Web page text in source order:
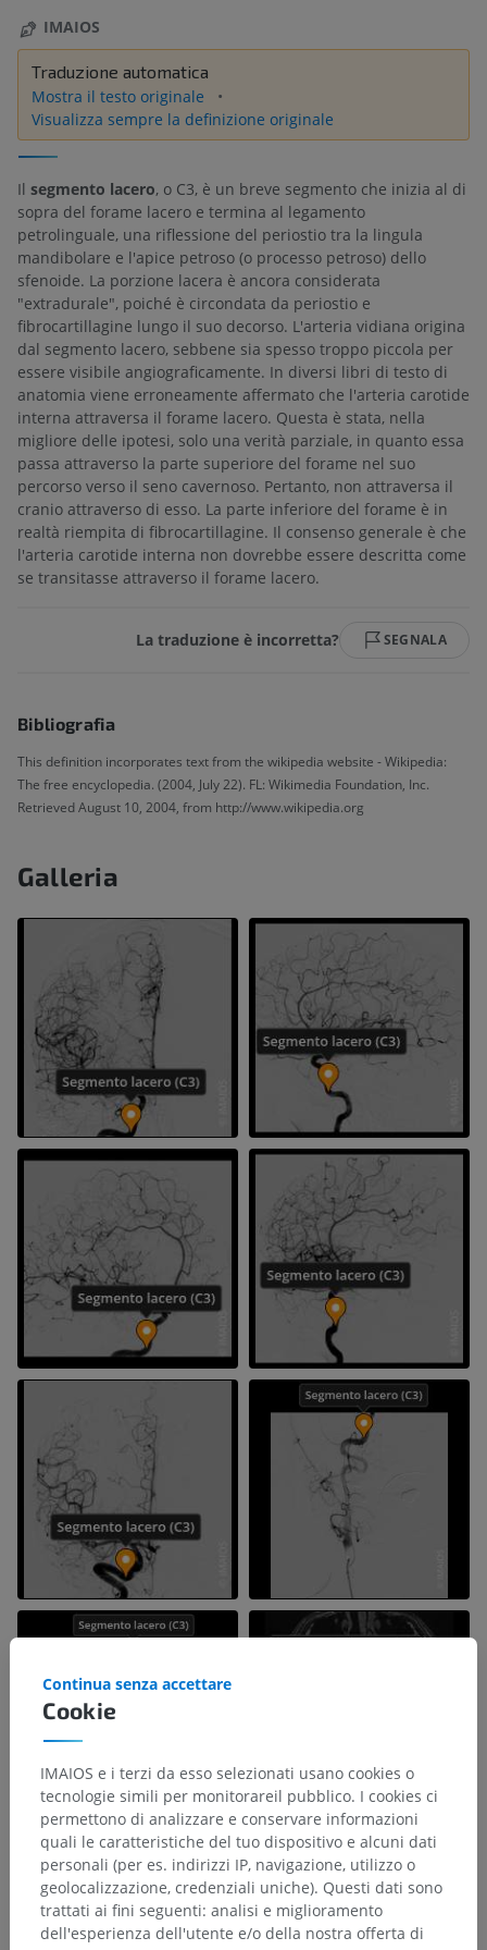
IMAIOS
Traduzione automatica
Mostra il testo originale
Visualizza sempre la definizione originale
Il segmento lacero, o C3, è un breve segmento che inizia al di
sopra del forame lacero e termina al legamento
petrolinguale, una riflessione del periostio tra la lingula
mandibolare e l'apice petroso (o processo petroso) dello
sfenoide. La porzione lacera è ancora considerata
"extradurale", poiché è circondata da periostio e
fibrocartillagine lungo il suo decorso. L'arteria vidiana origina
dal segmento lacero, sebbene sia spesso troppo piccola per
essere visibile angiograficamente. In diversi libri di testo di
anatomia viene erroneamente affermato che l'arteria carotide
interna attraversa il forame lacero. Questa è stata, nella
migliore delle ipotesi, solo una verità parziale, in quanto essa
passa attraverso la parte superiore del forame nel suo
percorso verso il seno cavernoso. Pertanto, non attraversa il
cranio attraverso di esso. La parte inferiore del forame è in
realtà riempita di fibrocartillagine. Il consenso generale è che
l'arteria carotide interna non dovrebbe essere descritta come
se transitasse attraverso il forame lacero.
La traduzione è incorretta? SEGNALA
Bibliografia
This definition incorporates text from the wikipedia website - Wikipedia:
The free encyclopedia. (2004, July 22). FL: Wikimedia Foundation, Inc.
Retrieved August 10, 2004, from http://www.wikipedia.org
Galleria
Cookie
Continua senza accettare
IMAIOS e i terzi da esso selezionati usano cookies o
tecnologie simili per monitorareil pubblico. I cookies ci
permettono di analizzare e conservare informazioni
quali le caratteristiche del tuo dispositivo e alcuni dati
personali (per es. indirizzi IP, navigazione, utilizzo o
geolocalizzazione, credenziali uniche). Questi dati sono
trattati ai fini seguenti: analisi e miglioramento
dell'esperienza dell'utente e/o della nostra offerta di